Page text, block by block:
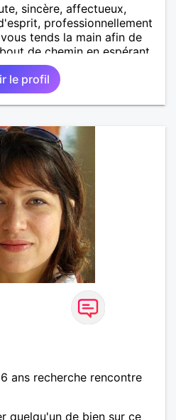
sincère, affectueux,
professionnellement
tends la main afin de
de chemin en espérant
le profil
ans recherche rencontre
quelqu'un de bien sur ce